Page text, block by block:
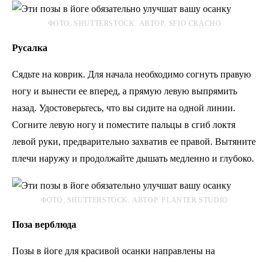
ФОТО. SHUTTERSTOCK. АВТОР. SFIO CRACHO
Русалка
Сядьте на коврик. Для начала необходимо согнуть правую
ногу и вынести ее вперед, а прямую левую выпрямить
назад. Удостоверьтесь, что вы сидите на одной линии.
Согните левую ногу и поместите пальцы в сгиб локтя
левой руки, предварительно захватив ее правой. Вытяните
плечи наружу и продолжайте дышать медленно и глубоко.
ФОТО. SHUTTERSTOCK. АВТОР. PLANTER STUDIO
Поза верблюда
Позы в йоге для красивой осанки направлены на